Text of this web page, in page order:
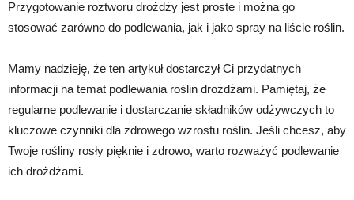
Przygotowanie roztworu drożdży jest proste i można go
stosować zarówno do podlewania, jak i jako spray na liście roślin.
Mamy nadzieję, że ten artykuł dostarczył Ci przydatnych
informacji na temat podlewania roślin drożdżami. Pamiętaj, że
regularne podlewanie i dostarczanie składników odżywczych to
kluczowe czynniki dla zdrowego wzrostu roślin. Jeśli chcesz, aby
Twoje rośliny rosły pięknie i zdrowo, warto rozważyć podlewanie
ich drożdżami.